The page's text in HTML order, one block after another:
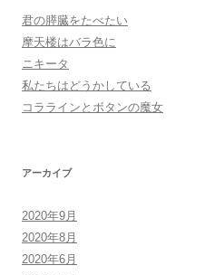
君の膵臓をたべたい
摩天楼はバラ色に
ニキータ
私たちはどうかしている
コララインとボタンの魔女
アーカイブ
2020年9月
2020年8月
2020年6月